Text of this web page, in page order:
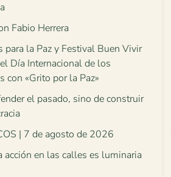
Fabio Herrera
para la Paz y Festival Buen Vivir
Día Internacional de los
con «Grito por la Paz»
el pasado, sino de construir
| 7 de agosto de 2026
acción en las calles es luminaria